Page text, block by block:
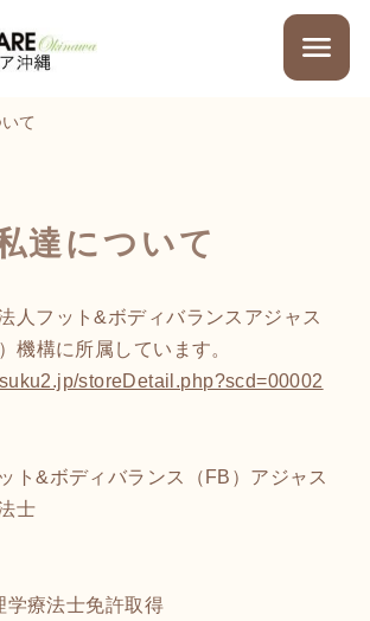
て
達について
人フット&ボディバランスアジャス
機構に所属しています。
storeDetail.php?scd=00002
ト&ボディバランス（FB）アジャス
士
法士免許取得